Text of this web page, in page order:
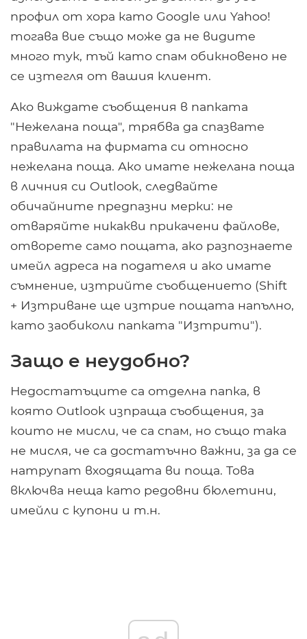
профил от хора като Google или Yahoo!
тогава вие също може да не видите
много тук, тъй като спам обикновено не
се изтегля от вашия клиент.
Ако виждате съобщения в папката
"Нежелана поща", трябва да спазвате
правилата на фирмата си относно
нежелана поща. Ако имате нежелана поща
в личния си Outlook, следвайте
обичайните предпазни мерки: не
отваряйте никакви прикачени файлове,
отворете само пощата, ако разпознаете
имейл адреса на подателя и ако имате
съмнение, изтрийте съобщението (Shift
+ Изтриване ще изтрие пощата напълно,
като заобиколи папката "Изтрити").
Защо е неудобно?
Недостатъците са отделна папка, в
която Outlook изпраща съобщения, за
които не мисли, че са спам, но също така
не мисля, че са достатъчно важни, за да се
натрупат входящата ви поща. Това
включва неща като редовни бюлетини,
имейли с купони и т.н.